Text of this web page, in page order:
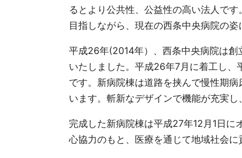
るとより公共性、公益性の高い法人で
目指しながら、現在の西条中央病院の
平成26年(2014年）、西条中央病院は創
いたしました。平成26年7月に着工し、
です。新病院棟は道路を挟んで慢性期
います。斬新なデザインで機能が充実
完成した新病院棟は平成27年12月 1日に
心協力のもと、医療を通じて地域社会に